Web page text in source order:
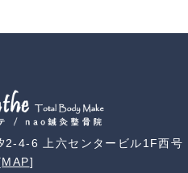
4-6 上六センタービル1F西号
MAP]